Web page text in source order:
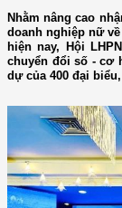
Nhằm nâng cao
doanh nghiệp nữ
hiện nay, Hội
chuyển đổi số - cơ
dự của 400 đại